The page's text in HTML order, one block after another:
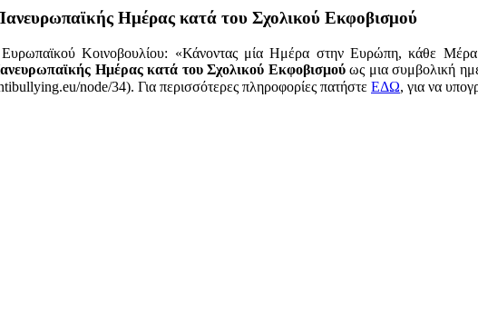
Ημέρας κατά του Σχολικού Εκφοβισμού
Ευρωπαϊκού Κοινοβουλίου: «Κάνοντας μία Ημέρα στην Ευρώπη, κάθε
Ημέρας κατά του Σχολικού Εκφοβισμούως μια συμβολική
node/34). Για περισσότερες πληροφορίες πατήστε ΕΔΩ, για να